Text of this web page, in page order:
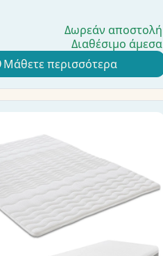
Δωρεάν αποστολή
Διαθέσιμο άμεσα
Μάθετε περισσότερα